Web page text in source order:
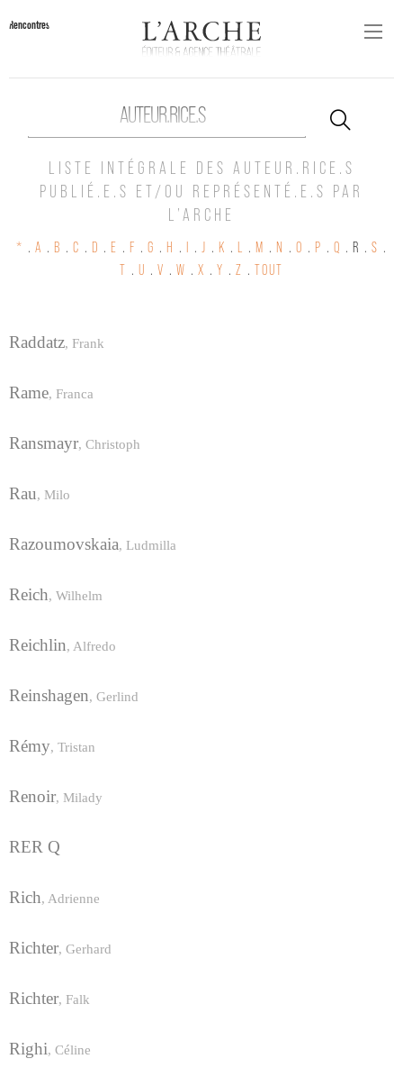
Rencontres
AUTEUR.RICE.S
LISTE INTÉGRALE DES AUTEUR.RICE.S
PUBLIÉ.E.S ET/OU REPRÉSENTÉ.E.S PAR
L’ARCHE
* . A . B . C . D . E . F . G . H . . J . K . . M . N . O . P . Q . R . S .
T . U . V . W . X . Y . Z . TOUT
Raddatz, Frank
Rame, Franca
Ransmayr, Christoph
Rau, Milo
Razoumovskaia, Ludmilla
Reich, Wilhelm
Reichlin, Alfredo
Reinshagen, Gerlind
Rémy, Tristan
Renoir, Milady
RER Q
Rich, Adrienne
Richter, Gerhard
Richter, Falk
Righi, Céline